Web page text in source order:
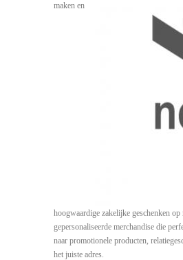
maken en
hoogwaardige zakelijke geschenken
gepersonaliseerde merchandise die
naar promotionele producten,
het juiste adres.